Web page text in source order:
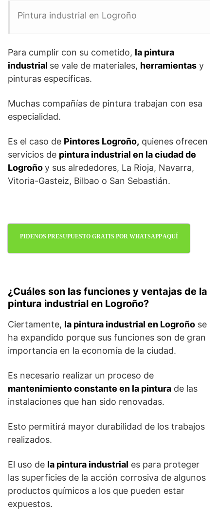
Pintura industrial en Logroño
Para cumplir con su cometido, la pintura
industrial se vale de materiales, herramientas y
pinturas específicas.
Muchas compañías de pintura trabajan con esa
especialidad.
Es el caso de Pintores Logroño, quienes ofrecen
servicios de pintura industrial en la ciudad de
Logroñoy sus alrededores, La Rioja, Navarra,
Vitoria-Gasteiz, Bilbao o San Sebastián.
PIDENOS PRESUPUESTO GRATIS POR WHATSAPP AQUÍ
¿Cuáles son las funciones y ventajas de la
pintura industrial en Logroño?
Ciertamente, la pintura industrial en Logroño se
ha expandido porque sus funciones son de gran
importancia en la economía de la ciudad.
Es necesario realizar un proceso de
mantenimiento constante en la pintura de las
instalaciones que han sido renovadas.
Esto permitirá mayor durabilidad de los trabajos
realizados.
El uso de la pintura industrial es para proteger
las superficies de la acción corrosiva de algunos
productos químicos a los que pueden estar
expuestos.